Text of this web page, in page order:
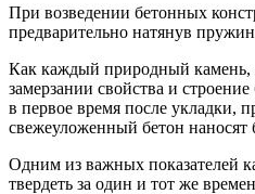
При возведении бетонных
предварительно натянув
Как каждый природный камень,
замерзании свойства и
в первое время после укладки,
свежеуложенный бетон
Одним из важных показателей
твердеть за один и тот же